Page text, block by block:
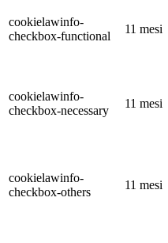
cookielawinfo-
checkbox-functional
11 mesi
cookielawinfo-
checkbox-necessary
11 mesi
cookielawinfo-
checkbox-others
11 mesi